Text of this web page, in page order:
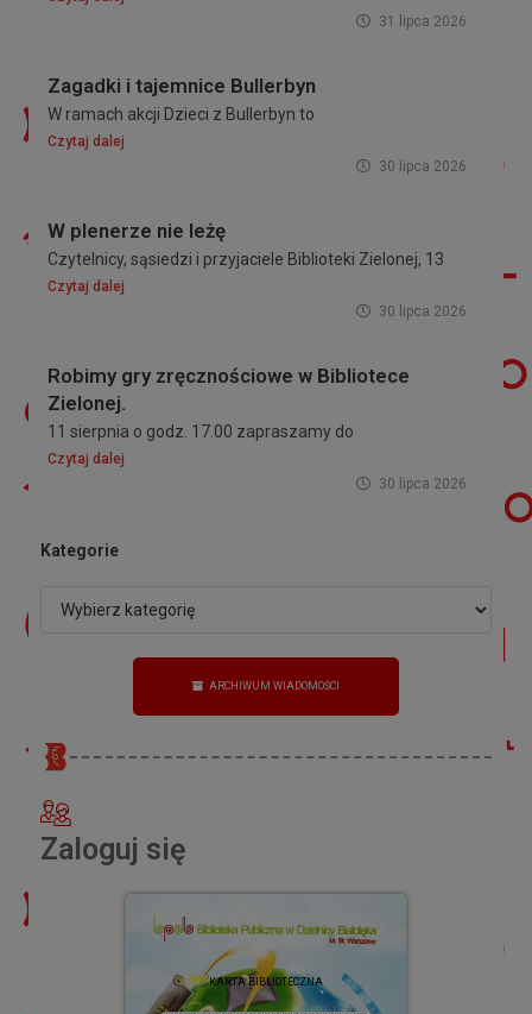
31 lipca 2026
Zagadki i tajemnice Bullerbyn
W ramach akcji Dzieci z Bullerbyn to
Czytaj dalej
30 lipca 2026
W plenerze nie leżę
Czytelnicy, sąsiedzi i przyjaciele Biblioteki Zielonej, 13
Czytaj dalej
30 lipca 2026
Robimy gry zręcznościowe w Bibliotece
Zielonej.
11 sierpnia o godz. 17.00 zapraszamy do
Czytaj dalej
30 lipca 2026
Kategorie
ARCHIWUM WIADOMOŚCI
Zaloguj się
KARTA BIBLIOTECZNA